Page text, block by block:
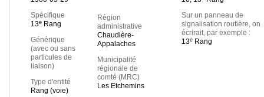
Spécifique
13e Rang
Générique
(avec ou sans
particules de
liaison)
Type d'entité
Rang (voie)
Région
administrative
Chaudière-
Appalaches
Municipalité
régionale de
comté (MRC)
Les Etchemins
Sur un panneau de
signalisation routière, on
écrirait, par exemple :
13eRang